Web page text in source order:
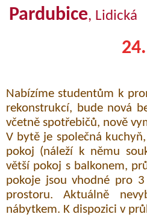
Pardubice, Lidická
Nabízíme studentům k
rekonstrukcí, bude nová
včetně spotřebičů, nově
V bytě je společná
pokoj (náleží k němu
větší pokoj s balkonem,
pokoje jsou vhodné pro
prostoru. Aktuálně
nábytkem. K dispozici v